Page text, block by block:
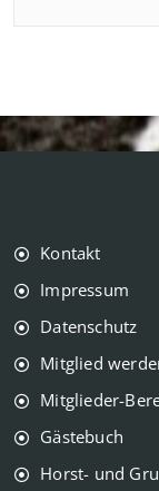
Kontakt
Impressum
Datenschutz
Mitglied
Mitglieder-
Gästebuch
Horst- und